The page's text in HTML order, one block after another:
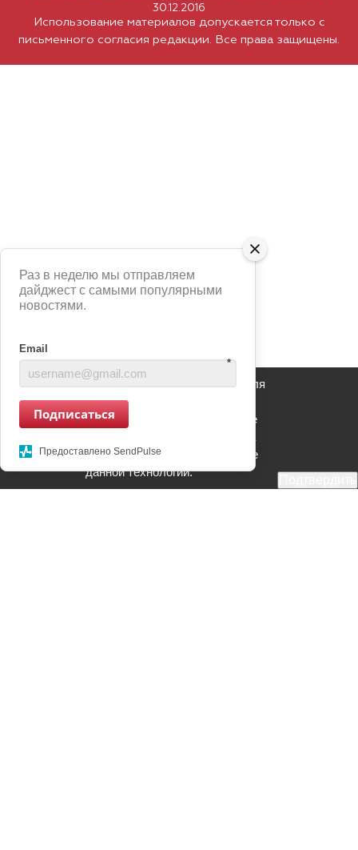
Использование материалов допускается только с
письменного согласия редакции. Все права защищены.
30.12.2016
Раз в неделю мы отправляем
дайджест с самыми популярными
новостями.
Email
*
Подписаться
Предоставлено SendPulse
Сайт использует сервис Яндекс Метрика для
анализа взаимодействия пользователей с
информационным ресурсом. Продолжение
является Вашим согласием на применение
данной технологии.